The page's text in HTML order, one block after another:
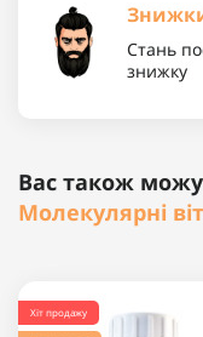
Стань
знижку
Вас також
Молекулярні
Хіт продажу